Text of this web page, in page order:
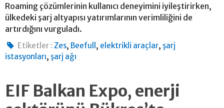
Roaming çözümlerinin kullanıcı deneyimini iyileştirirken,
ülkedeki şarj altyapısı yatırımlarının verimliliğini de
artırdığını vurguladı.
Etiketler : Zes, Beefull , elektrikli araçlar, şarj
istasyonları, şarj ağı
EIF Balkan Expo, enerji